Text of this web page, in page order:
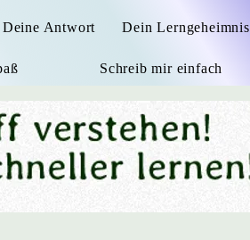
Deine Antwort Dein Lerngeheimnis
Schreib mir einfach